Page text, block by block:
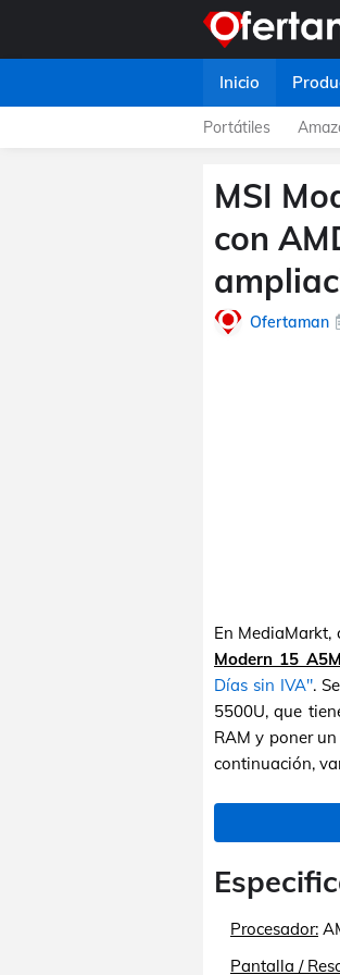
Inicio
Portátiles
MSI
con
Ofertaman
En
Modern 15
Días sin IVA".
5500U, que
RAM y poner
continuación,
Procesador:
Pantalla /